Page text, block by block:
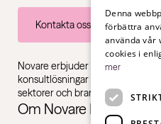
Kontakta oss
Novare erbjuder
konsultlösningar och
sektorer och branscher – från
Om Novare Intro
Denna
förbättra
använda vår
cookies i
mer